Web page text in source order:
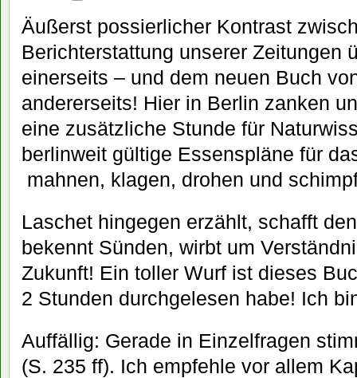
Äußerst possierlicher Kontrast
Berichterstattung unserer Zeitungen
einerseits – und dem neuen Buch
andererseits! Hier in Berlin zanken
eine zusätzliche Stunde für
berlinweit gültige Essenspläne für
mahnen, klagen, drohen und
Laschet hingegen erzählt, schafft
bekennt Sünden, wirbt um
Zukunft! Ein toller Wurf ist dieses
2 Stunden durchgelesen habe! Ich
Auffällig: Gerade in Einzelfragen
(S. 235 ff). Ich empfehle vor allem